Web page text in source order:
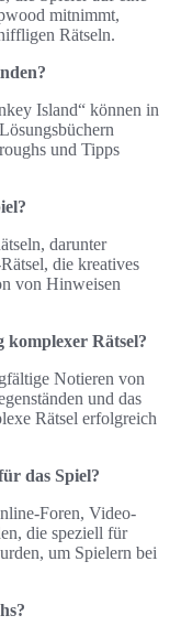
mitnimmt,
Rätseln.
Island“ können in
und Tipps
darunter
die kreatives
von Hinweisen
komplexer Rätsel?
Notieren von
und das
Rätsel erfolgreich
das Spiel?
Foren, Video-
die speziell für
um Spielern bei